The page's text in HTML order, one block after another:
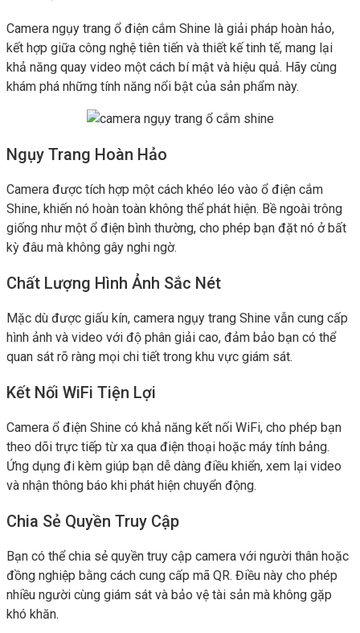
Camera ngụy trang ổ điện cắm Shine là giải pháp hoàn hảo,
kết hợp giữa công nghệ tiên tiến và thiết kế tinh tế, mang lại
khả năng quay video một cách bí mật và hiệu quả. Hãy cùng
khám phá những tính năng nổi bật của sản phẩm này.
Ngụy Trang Hoàn Hảo
Camera được tích hợp một cách khéo léo vào ổ điện cắm
Shine, khiến nó hoàn toàn không thể phát hiện. Bề ngoài trông
giống như một ổ điện bình thường, cho phép bạn đặt nó ở bất
kỳ đâu mà không gây nghi ngờ.
Chất Lượng Hình Ảnh Sắc Nét
Mặc dù được giấu kín, camera ngụy trang Shine vẫn cung cấp
hình ảnh và video với độ phân giải cao, đảm bảo bạn có thể
quan sát rõ ràng mọi chi tiết trong khu vực giám sát.
Kết Nối WiFi Tiện Lợi
Camera ổ điện Shine có khả năng kết nối WiFi, cho phép bạn
theo dõi trực tiếp từ xa qua điện thoại hoặc máy tính bảng.
Ứng dụng đi kèm giúp bạn dễ dàng điều khiển, xem lại video
và nhận thông báo khi phát hiện chuyển động.
Chia Sẻ Quyền Truy Cập
Bạn có thể chia sẻ quyền truy cập camera với người thân hoặc
đồng nghiệp bằng cách cung cấp mã QR. Điều này cho phép
nhiều người cùng giám sát và bảo vệ tài sản mà không gặp
khó khăn.